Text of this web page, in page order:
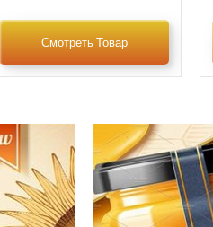
Смотреть Товар